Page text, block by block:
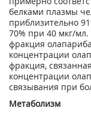
белками плазмы
приблизительно
70% при 40 мкг/
фракция
концентрации
фракция,
концентрации
связывания при
Метаболизм